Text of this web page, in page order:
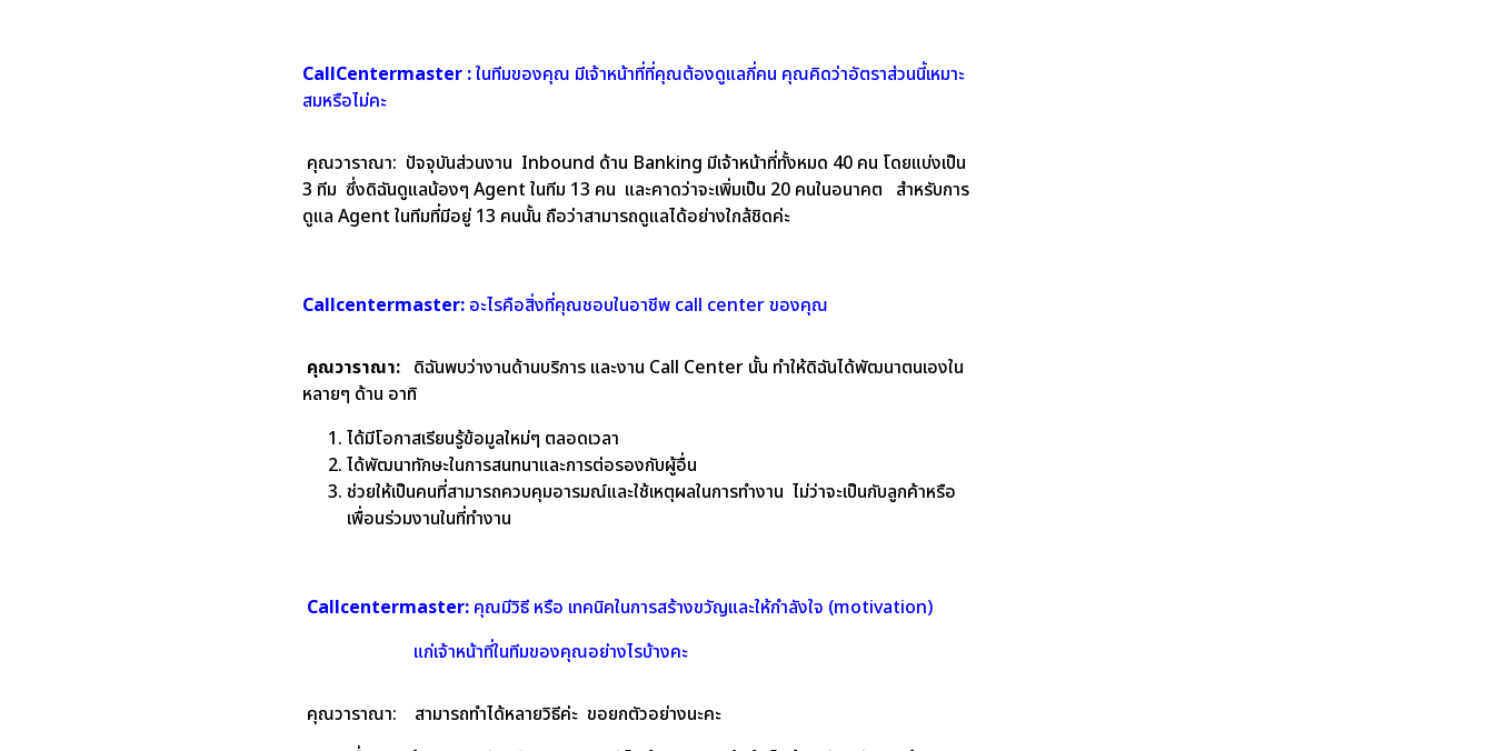
CallCentermaster :ในทีมของคุณ มีเจ้าหน้าที่ที่คุณต้องดูแลกี่คน คุณคิดว่าอัตราส่วนนี้เหมาะ
สมหรือไม่คะ
คุณวาราณา: ปัจจุบันส่วนงาน Inbound ด้าน Banking มีเจ้าหน้าที่ทั้งหมด 40 คน โดยแบ่งเป็น
3 ทีม ซึ่งดิฉันดูแลน้องๆ Agent ในทีม 13 คน และคาดว่าจะเพิ่มเป็น 20 คนในอนาคต สำหรับการ
ดูแล Agent ในทีมที่มีอยู่ 13 คนนั้น ถือว่าสามารถดูแลได้อย่างใกล้ชิดค่ะ
Callcentermaster: อะไรคือสิ่งที่คุณชอบในอาชีพ call center ของคุณ
คุณวาราณา: ดิฉันพบว่างานด้านบริการ และงาน Call Center นั้น ทำให้ดิฉันได้พัฒนาตนเองใน
หลายๆ ด้าน อาทิ
ได้มีโอกาสเรียนรู้ข้อมูลใหม่ๆ ตลอดเวลา
ได้พัฒนาทักษะในการสนทนาและการต่อรองกับผู้อื่น
ช่วยให้เป็นคนที่สามารถควบคุมอารมณ์และใช้เหตุผลในการทำงาน ไม่ว่าจะเป็นกับลูกค้าหรือ
เพื่อนร่วมงานในที่ทำงาน
Callcentermaster: คุณมีวิธี หรือ เทคนิคในการสร้างขวัญและให้กำลังใจ (motivation)
แก่เจ้าหน้าที่ในทีมของคุณอย่างไรบ้างคะ
คุณวาราณา:
สามารถทำได้หลายวิธีค่ะ ขอยกตัวอย่างนะคะ